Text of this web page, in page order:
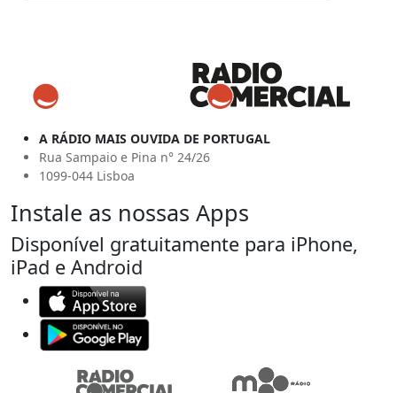
A RÁDIO MAIS OUVIDA DE PORTUGAL
Rua Sampaio e Pina n° 24/26
1099-044 Lisboa
Instale as nossas Apps
Disponível gratuitamente para iPhone,
iPad e Android